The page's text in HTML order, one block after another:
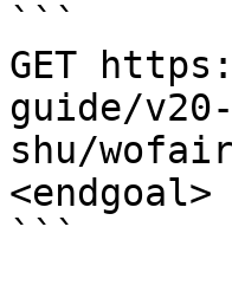
```
GET
guide/
shu/
<endgoal>
```